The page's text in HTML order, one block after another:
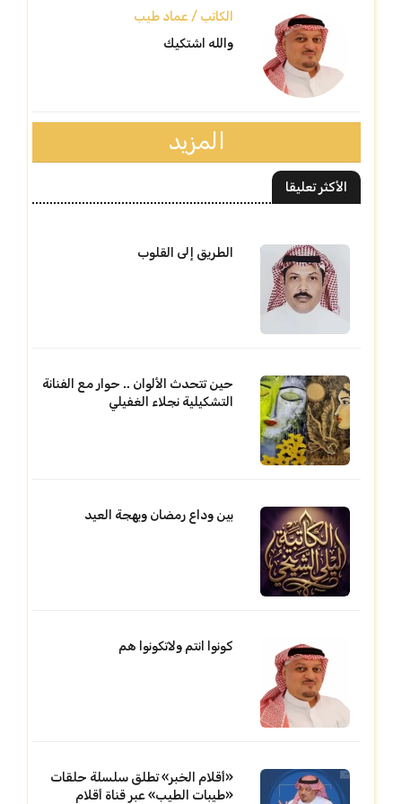
الكاتب / عماد طيب
والله اشتكيك
المزيد
الأكثر تعليقا
الطريق إلى القلوب
حين تتحدث الألوان .. حوار مع الفنانة
التشكيلية نجلاء الغفيلي
بين وداع رمضان وبهجة العيد
كونوا انتم ولاتكونوا هم
«أقلام الخبر» تطلق سلسلة حلقات
«طيبات الطيب» عبر قناة أقلام